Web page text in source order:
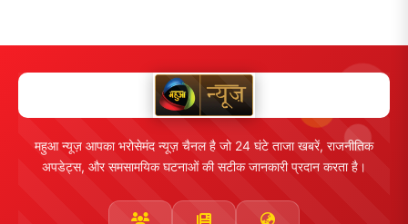
महुआ न्यूज़ आपका भरोसेमंद न्यूज़ चैनल है जो 24 घंटे ताजा खबरें, राजनीतिक
अपडेट्स, और समसामयिक घटनाओं की सटीक जानकारी प्रदान करता है।